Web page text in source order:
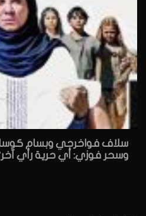
وسحر فوزي: أي حرية رأي